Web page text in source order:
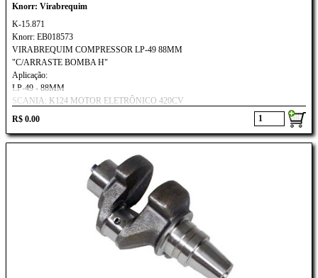
Knorr: Virabrequim
K-15.871
Knorr: EB018573
VIRABREQUIM COMPRESSOR LP-49 88MM
"C/ARRASTE BOMBA H"
Aplicação:
LP-49 - 88MM
SCANIA: K124 MOTOR ELETRÔNICO 420CV
Scania: K124 - 420 Motor Eletrônico
R$ 0.00